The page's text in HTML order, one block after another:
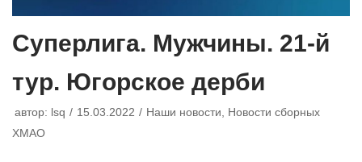
Суперлига. Мужчины. 21-й
тур. Югорское дерби
автор: lsq 15.03.2022 Наши новости, Новости сборных
ХМАО